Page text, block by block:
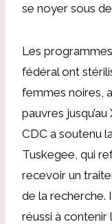
se noyer sous
Les
fédéral ont
femmes noires,
pauvres
CDC a soutenu
Tuskegee, qui
recevoir un
de la recherche.
réussi à